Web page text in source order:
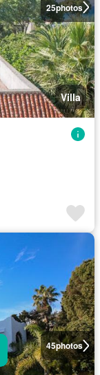
25photos
Villa
45photos